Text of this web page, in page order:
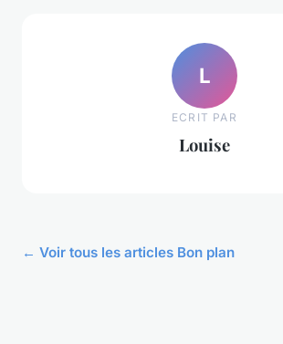
L
ECRIT PAR
Louise
← Voir tous les articles Bon plan